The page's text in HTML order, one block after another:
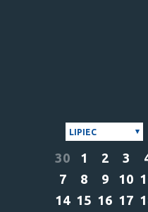
LIPIEC
30 1 2 3
7
8 9 10
14 15 16 17